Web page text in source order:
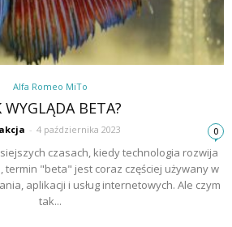
Alfa Romeo MiTo
WYGLĄDA BETA?
- 4 października 2023 0
czasach, kiedy technologia rozwija
termin "beta" jest coraz częściej używany w
aplikacji i usług internetowych. Ale czym
tak...